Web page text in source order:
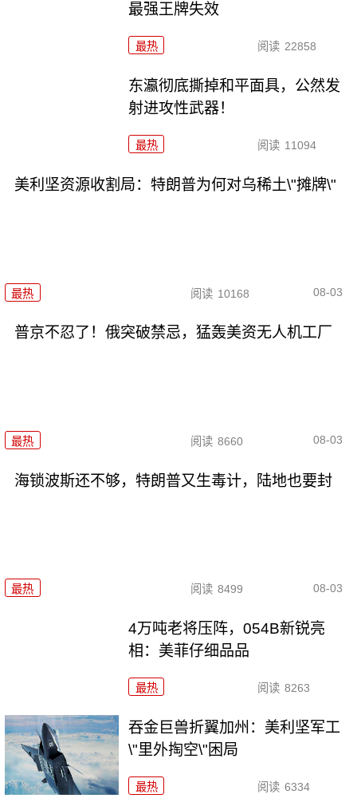
最强王牌失效
最热 阅读 22858
东瀛彻底撕掉和平面具，公然发
射进攻性武器！
最热 阅读 11094
美利坚资源收割局：特朗普为何对乌稀土\"摊牌\"
最热 阅读 10168 08-03
普京不忍了！俄突破禁忌，猛轰美资无人机工厂
最热 阅读 8660 08-03
海锁波斯还不够，特朗普又生毒计，陆地也要封
最热 阅读 8499 08-03
4万吨老将压阵，054B新锐亮
相：美菲仔细品品
最热 阅读 8263
吞金巨兽折翼加州：美利坚军工
\"里外掏空\"困局
最热 阅读 6334